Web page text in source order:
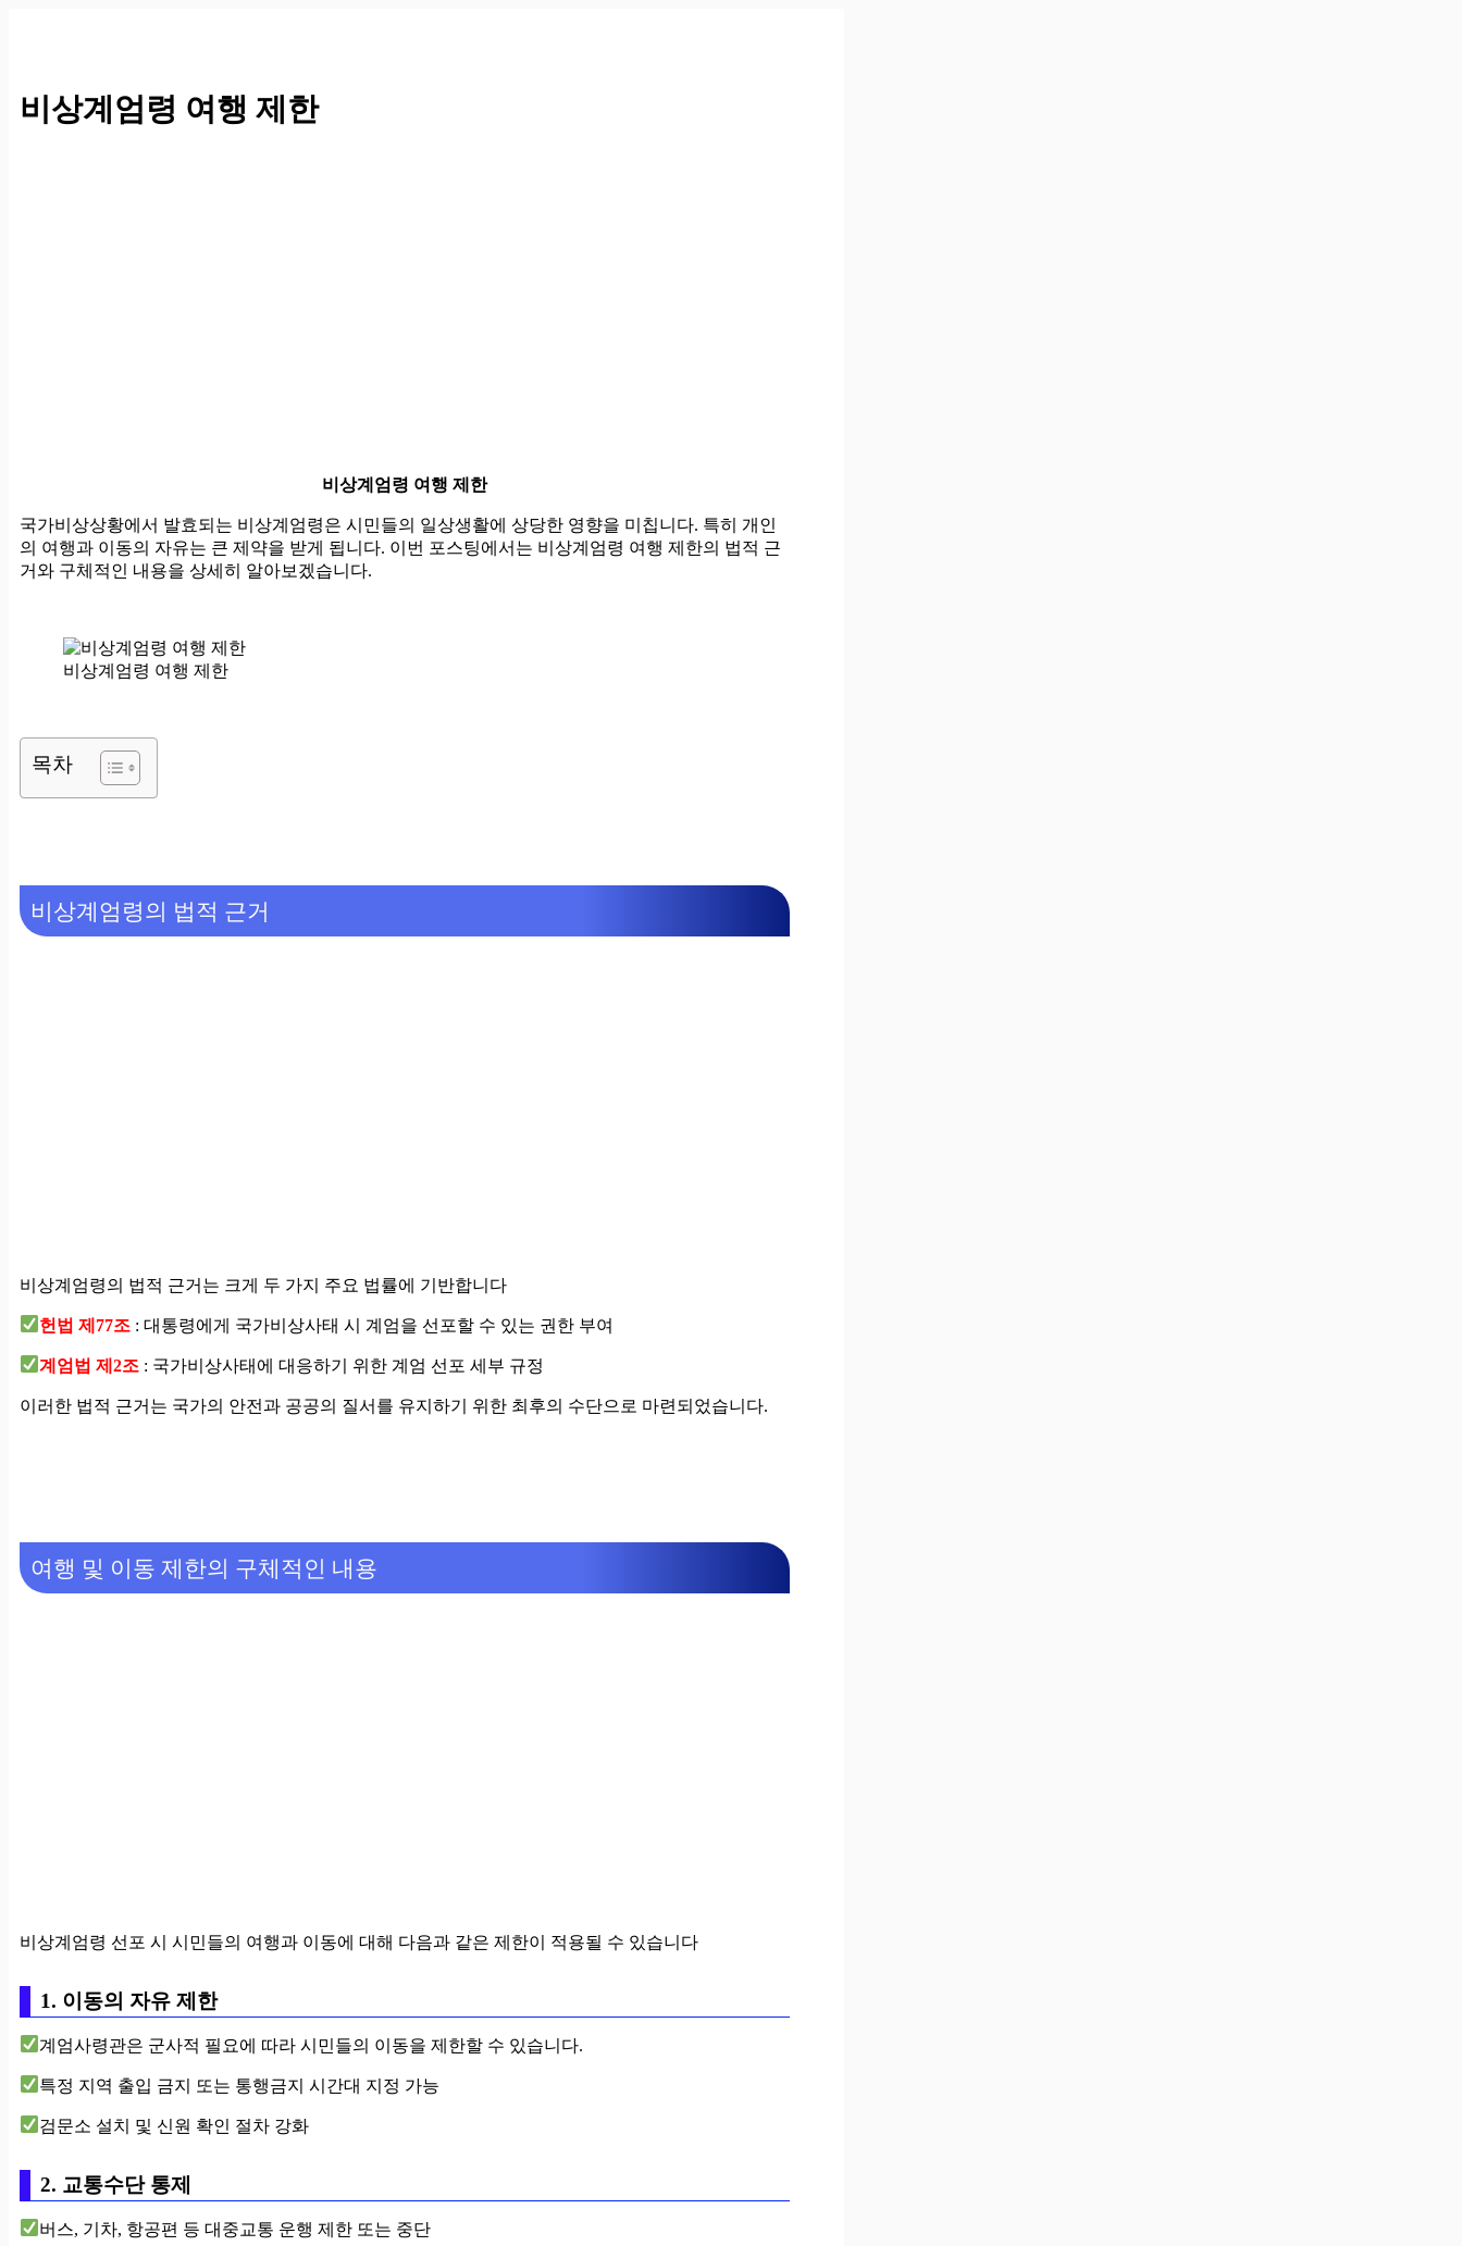
비상계엄령 여행 제한
비상계엄령 여행 제한
국가비상상황에서 발효되는 비상계엄령은 시민들의 일상생활에 상당한 영향을 미칩니다. 특히 개인
의 여행과 이동의 자유는 큰 제약을 받게 됩니다. 이번 포스팅에서는 비상계엄령 여행 제한의 법적 근
거와 구체적인 내용을 상세히 알아보겠습니다.
비상계엄령 여행 제한
목차
비상계엄령의 법적 근거
비상계엄령의 법적 근거는 크게 두 가지 주요 법률에 기반합니다
헌법 제77조 : 대통령에게 국가비상사태 시 계엄을 선포할 수 있는 권한 부여
계엄법 제2조 : 국가비상사태에 대응하기 위한 계엄 선포 세부 규정
이러한 법적 근거는 국가의 안전과 공공의 질서를 유지하기 위한 최후의 수단으로 마련되었습니다.
여행 및 이동 제한의 구체적인 내용
비상계엄령 선포 시 시민들의 여행과 이동에 대해 다음과 같은 제한이 적용될 수 있습니다
1. 이동의 자유 제한
계엄사령관은 군사적 필요에 따라 시민들의 이동을 제한할 수 있습니다.
특정 지역 출입 금지 또는 통행금지 시간대 지정 가능
검문소 설치 및 신원 확인 절차 강화
2. 교통수단 통제
버스, 기차, 항공편 등 대중교통 운행 제한 또는 중단